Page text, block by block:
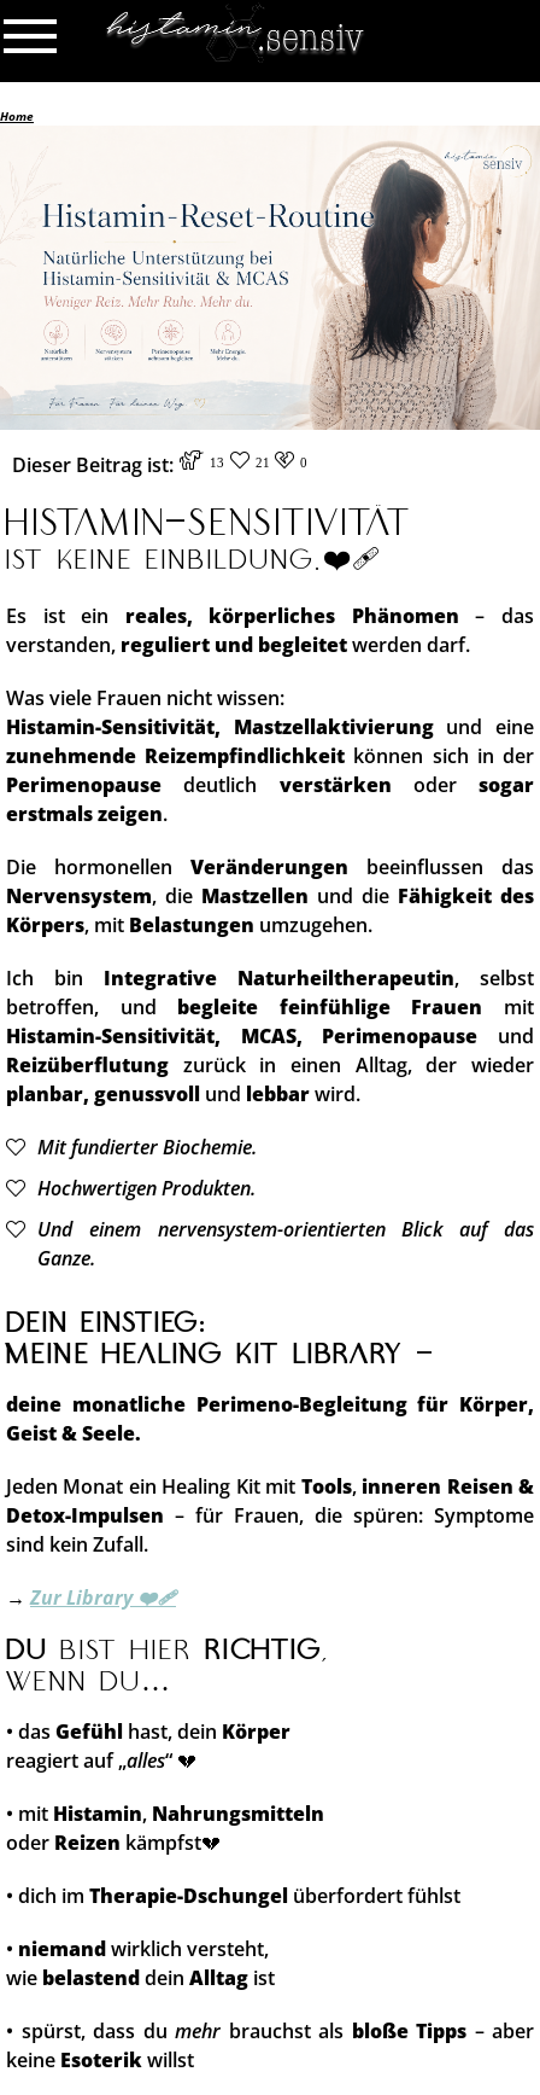
Home
Dieser Beitrag ist: 13 21 0
Histamin-Sensitivität
ist keine Einbildung.❤️‍🩹
Es ist ein reales, körperliches Phänomen – das
verstanden, reguliert und begleitetwerden darf.
Was viele Frauen nicht wissen:
Histamin-Sensitivität, Mastzellaktivierungund eine
zunehmende Reizempfindlichkeit können sich in der
Perimenopause deutlich verstärken oder sogar
erstmals zeigen.
Die hormonellen Veränderungen beeinflussen das
Nervensystem, die Mastzellen und die Fähigkeit des
Körpers, mit Belastungen umzugehen.
Ich bin Integrative Naturheiltherapeutin, selbst
betroffen, und begleite feinfühlige Frauen mit
Histamin-Sensitivität, MCAS,
Perimenopause und
Reizüberflutung zurück in einen Alltag, der wieder
planbar, genussvoll und lebbarwird.
Mit fundierter Biochemie.
Hochwertigen Produkten.
Und einem nervensystem-orientierten Blick auf das
Ganze.
Dein Einstieg:
Meine Healing Kit Library –
deine monatliche Perimeno-Begleitung für Körper,
Geist & Seele.
Jeden Monat ein Healing Kit mit Tools,inneren Reisen &
Detox-Impulsen – für Frauen, die spüren: Symptome
sind kein Zufall.
→Zur Library ❤️‍🩹
Du bist hier richtig,
wenn du…
• das Gefühl hast, dein Körper
reagiert auf „alles“ 💔
• mit Histamin, Nahrungsmitteln
oder Reizen kämpfst💔
• dich im Therapie-Dschungel überfordert fühlst
• niemandwirklich versteht,
wie belastenddein Alltag ist
• spürst, dass du mehr brauchst als bloße Tipps – aber
keine Esoterikwillst